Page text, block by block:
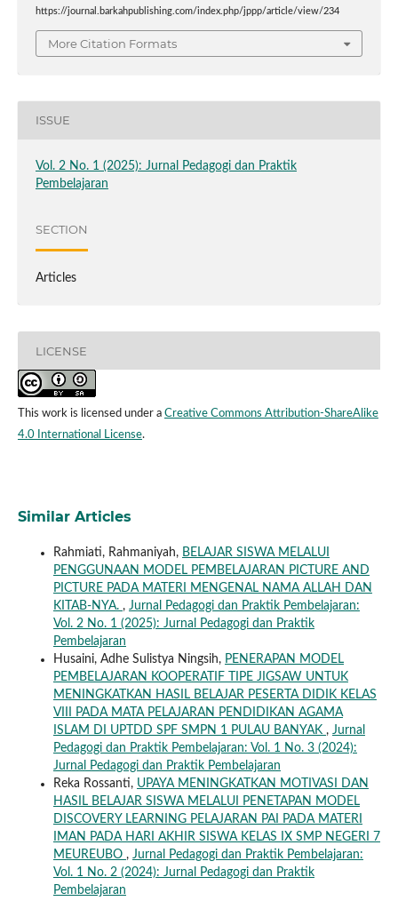
https://journal.barkahpublishing.com/index.php/jppp/article/view/234
More Citation Formats
ISSUE
Vol. 2 No. 1 (2025): Jurnal Pedagogi dan Praktik
Pembelajaran
SECTION
Articles
LICENSE
This work is licensed under a Creative Commons Attribution-ShareAlike
4.0 International License.
Similar Articles
Rahmiati, Rahmaniyah, BELAJAR SISWA MELALUI
PENGGUNAAN MODEL PEMBELAJARAN PICTURE AND
PICTURE PADA MATERI MENGENAL NAMA ALLAH DAN
KITAB-NYA. , Jurnal Pedagogi dan Praktik Pembelajaran:
Vol. 2 No. 1 (2025): Jurnal Pedagogi dan Praktik
Pembelajaran
Husaini, Adhe Sulistya Ningsih, PENERAPAN MODEL
PEMBELAJARAN KOOPERATIF TIPE JIGSAW UNTUK
MENINGKATKAN HASIL BELAJAR PESERTA DIDIK KELAS
VIII PADA MATA PELAJARAN PENDIDIKAN AGAMA
ISLAM DI UPTDD SPF SMPN 1 PULAU BANYAK , Jurnal
Pedagogi dan Praktik Pembelajaran: Vol. 1 No. 3 (2024):
Jurnal Pedagogi dan Praktik Pembelajaran
Reka Rossanti, UPAYA MENINGKATKAN MOTIVASI DAN
HASIL BELAJAR SISWA MELALUI PENETAPAN MODEL
DISCOVERY LEARNING PELAJARAN PAI PADA MATERI
IMAN PADA HARI AKHIR SISWA KELAS IX SMP NEGERI 7
MEUREUBO , Jurnal Pedagogi dan Praktik Pembelajaran:
Vol. 1 No. 2 (2024): Jurnal Pedagogi dan Praktik
Pembelajaran